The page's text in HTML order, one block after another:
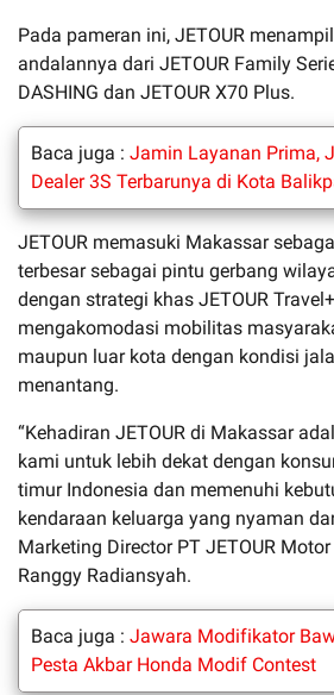
Pada pameran ini, JETOUR
andalannya dari JETOUR Family
DASHING dan JETOUR X70 Plus.
Baca juga : Jamin Layanan Prima,
Dealer 3S Terbarunya di Kota
JETOUR memasuki Makassar
terbesar sebagai pintu gerbang
dengan strategi khas JETOUR
mengakomodasi mobilitas
maupun luar kota dengan kondisi
menantang.
“Kehadiran JETOUR di Makassar
kami untuk lebih dekat dengan
timur Indonesia dan memenuhi
kendaraan keluarga yang nyaman
Marketing Director PT JETOUR
Ranggy Radiansyah.
Baca juga : Jawara Modifikator
Pesta Akbar Honda Modif Contest